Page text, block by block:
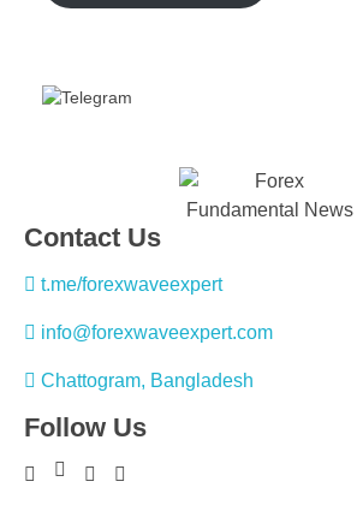
Contact Us
t.me/forexwaveexpert
info@forexwaveexpert.com
Chattogram, Bangladesh
Follow Us